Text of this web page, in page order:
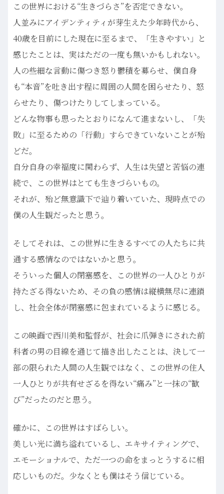
この世界における“生きづらさ”を否定できない。
人並みにアイデンティティが芽生えた少年時代から、
40歳を目前にした現在に至るまで、「生きやすい」と
感じたことは、実はただの一度も無いかもしれない。
人の些細な言動に傷つき怒り鬱積を募らせ、僕自身
も“本音”を吐き出す程に周囲の人間を困らせたり、怒
らせたり、傷つけたりしてしまっている。
どんな物事も思ったとおりになんて進まないし、「失
敗」に至るための「行動」すらできていないことが殆
どだ。
自分自身の幸福度に関わらず、人生は失望と苦悩の連
続で、この世界はとても生きづらいもの。
それが、殆ど無意識下で辿り着いていた、現時点での
僕の人生観だったと思う。
そしてそれは、この世界に生きるすべての人たちに共
通する感情なのではないかと思う。
そういった個人の閉塞感を、この世界の一人ひとりが
持たざる得ないため、その負の感情は縦横無尽に連鎖
し、社会全体が閉塞感に包まれているように感じる。
この映画で西川美和監督が、社会に爪弾きにされた前
科者の男の目線を通じて描き出したことは、決して一
部の限られた人間の人生観ではなく、この世界の住人
一人ひとりが共有せざるを得ない“痛み”と一抹の“歓
び”だったのだと思う。
確かに、この世界はすばらしい。
美しい光に満ち溢れているし、エキサイティングで、
エモーショナルで、ただ一つの命をまっとうするに相
応しいものだ。少なくとも僕はそう信じている。